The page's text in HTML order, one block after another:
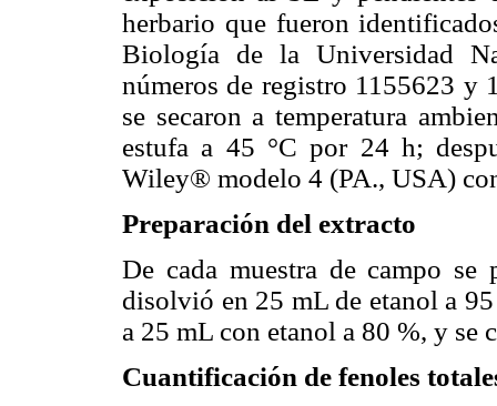
herbario que fueron
Biología de la Universidad
números de registro 1155623 y
se secaron a temperatura
estufa a 45 °C por 24 h;
Wiley® modelo 4 (PA., USA)
Preparación del extracto
De cada muestra de campo
disolvió en 25 mL de etanol a
a 25 mL con etanol a 80 %, y se
Cuantificación de fenoles